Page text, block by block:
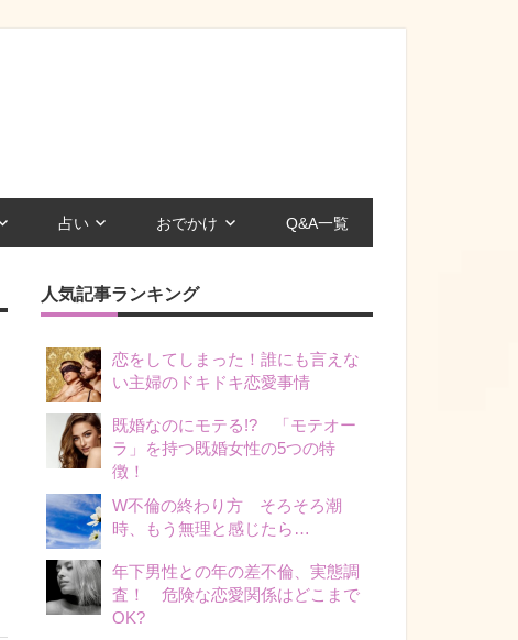
占い おでかけ Q&A一覧
人気記事ランキング
恋をしてしまった！誰にも言えな
い主婦のドキドキ恋愛事情
既婚なのにモテる!? 「モテオー
ラ」を持つ既婚女性の5つの特
徴！
W不倫の終わり方 そろそろ潮
時、もう無理と感じたら…
年下男性との年の差不倫、実態調
査！ 危険な恋愛関係はどこまで
OK?